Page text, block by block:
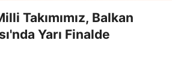
Takımımız, Balkan
Yarı Finalde